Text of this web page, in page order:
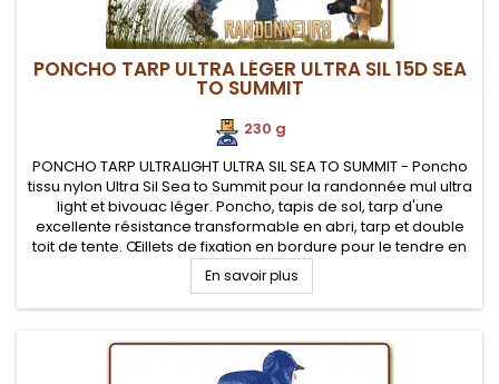
PONCHO TARP ULTRA LÉGER ULTRA SIL 15D SEA
TO SUMMIT
230 g
PONCHO TARP ULTRALIGHT ULTRA SIL SEA TO SUMMIT - Poncho
tissu nylon Ultra Sil Sea to Summit pour la randonnée mul ultra
light et bivouac léger. Poncho, tapis de sol, tarp d'une
excellente résistance transformable en abri, tarp et double
toit de tente. Œillets de fixation en bordure pour le tendre en
tarp avec des cordes et piquets de tente
En savoir plus